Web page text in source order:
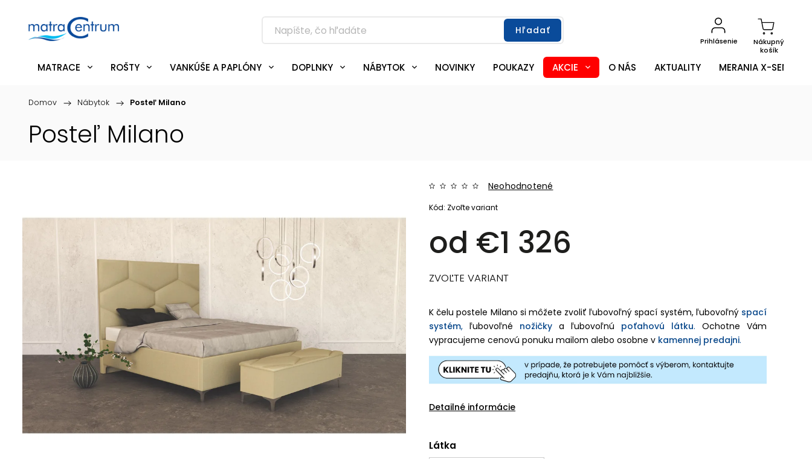
Hľadať
Nákupný
košík
Prihlásenie
MATRACE ROŠTY VANKÚŠE A PAPLÓNY DOPLNKY NÁBYTOK NOVINKY POUKAZY AKCIE O NÁS AKTUALITY MERANIA X-SENSOR
Domov / Nábytok / Posteľ Milano
Posteľ Milano
Neohodnotené
od €1 326
Kód: Zvoľte variant
K čelu postele Milano si môžete zvoliť ľubovoľný spací systém, ľubovoľný spací
systém, ľubovoľné nožičky a ľubovoľnú poťahovú látku. Ochotne Vám
vypracujeme cenovú ponuku mailom alebo osobne v kamennej predajni.
Detailné informácie
Látka
ZVOĽTE VARIANT